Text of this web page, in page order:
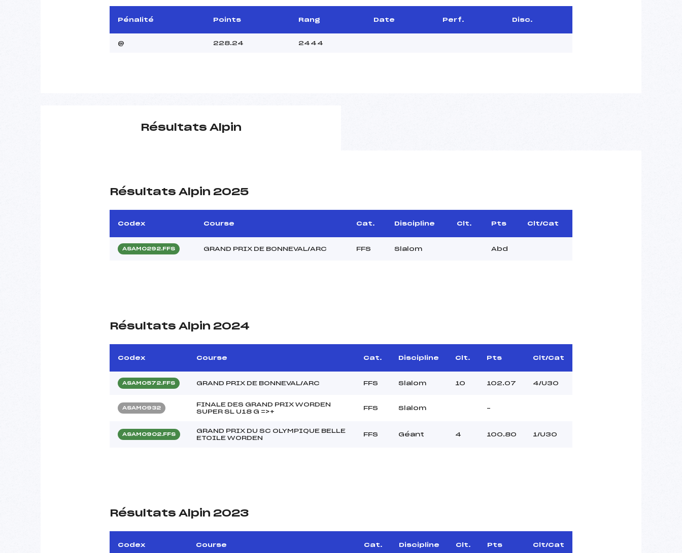
Pénalité Points Rang Date Perf. Disc.
@ 228.24 2444
Résultats Alpin
Résultats Alpin 2025
Codex Course Cat. Discipline Clt. Pts Clt/Cat
ASAM0292.FFS GRAND PRIX DE BONNEVAL/ARC FFS Slalom Abd
Résultats Alpin 2024
Codex Course Cat. Discipline Clt. Pts Clt/Cat
ASAM0572.FFS GRAND PRIX DE BONNEVAL/ARC FFS Slalom 10 102.07 4/U30
ASAM0932
FINALE DES GRAND PRIX WORDEN
SUPER SL U18 G =>+
FFS Slalom –
ASAM0902.FFS
GRAND PRIX DU SC OLYMPIQUE BELLE
ETOILE WORDEN
FFS Géant 4 100.80 1/U30
Résultats Alpin 2023
Codex Course Cat. Discipline Clt. Pts Clt/Cat